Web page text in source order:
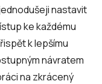
nastavit
ke každému
k lepšímu
návratem
na zkrácený